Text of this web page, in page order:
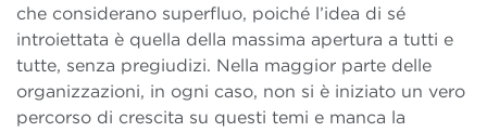
che considerano superfluo, poiché l’idea di sé
introiettata è quella della massima apertura a tutti e
tutte, senza pregiudizi. Nella maggior parte delle
organizzazioni, in ogni caso, non si è iniziato un vero
percorso di crescita su questi temi e manca la